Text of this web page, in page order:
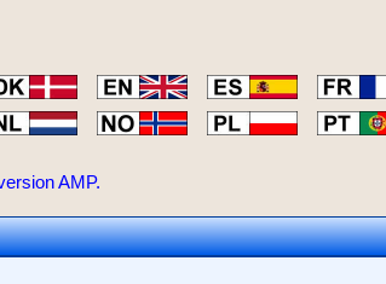
AMP.